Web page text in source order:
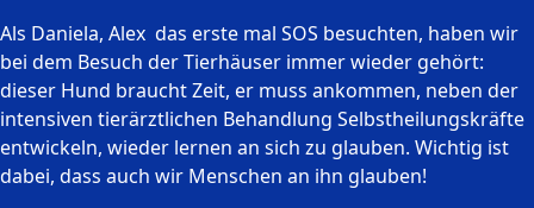
Als Daniela, Alex das erste mal SOS besuchten, haben wir
bei dem Besuch der Tierhäuser immer wieder gehört:
dieser Hund braucht Zeit, er muss ankommen, neben der
intensiven tierärztlichen Behandlung Selbstheilungskräfte
entwickeln, wieder lernen an sich zu glauben. Wichtig ist
dabei, dass auch wir Menschen an ihn glauben!